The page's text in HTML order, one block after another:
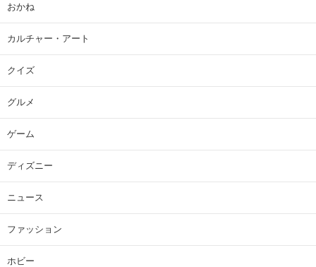
おかね
カルチャー・アート
クイズ
グルメ
ゲーム
ディズニー
ニュース
ファッション
ホビー